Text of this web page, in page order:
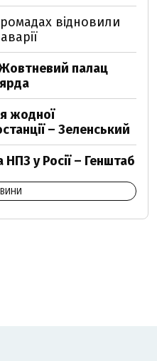
відновили
палац
жодної
– Зеленський
у Росії – Генштаб